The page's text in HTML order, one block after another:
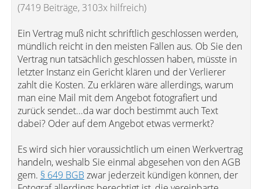
(7419 Beiträge, 3103x hilfreich)
Ein Vertrag muß nicht schriftlich geschlossen werden,
mündlich reicht in den meisten Fällen aus. Ob Sie den
Vertrag nun tatsächlich geschlossen haben, müsste in
letzter Instanz ein Gericht klären und der Verlierer
zahlt die Kosten. Zu erklären wäre allerdings, warum
man eine Mail mit dem Angebot fotografiert und
zurück sendet...da war doch bestimmt auch Text
dabei? Oder auf dem Angebot etwas vermerkt?
Es wird sich hier voraussichtlich um einen Werkvertrag
handeln, weshalb Sie einmal abgesehen von den AGB
gem. § 649 BGBzwar jederzeit kündigen können, der